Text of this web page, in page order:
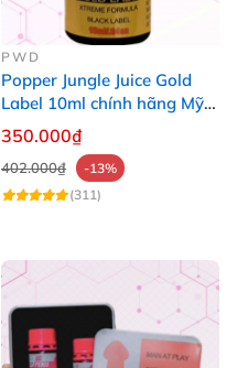
PWD
Popper Jungle Juice Gold
Label 10ml chính hãng Mỹ
USA PWD
350.000₫
402.000₫
-13%
(311)